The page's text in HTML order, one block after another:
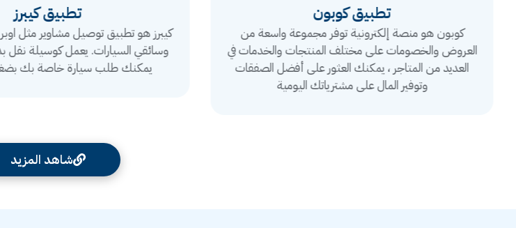
تطبيق كوبون
كوبون هو منصة إلكترونية توفر مجموعة واسعة من
العروض والخصومات على مختلف المنتجات والخدمات في
العديد من المتاجر ، يمكنك العثور على أفضل الصفقات
وتوفير المال على مشترياتك اليومية
تطبيق كيبرز
كيبرز هو تطبيق توصيل مشاوير مثل اوبر
وسائقي السيارات. يعمل كوسيلة نقل
يمكنك طلب سيارة خاصة بك
شاهد المزيد